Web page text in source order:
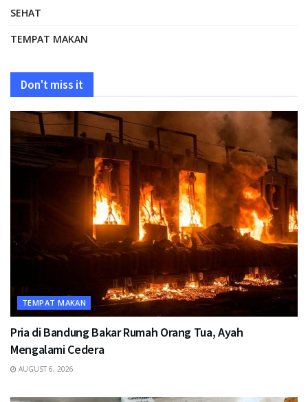
SEHAT
TEMPAT MAKAN
Don't miss it
TEMPAT MAKAN
Pria di Bandung Bakar Rumah Orang Tua, Ayah
Mengalami Cedera
AUGUST 6, 2026